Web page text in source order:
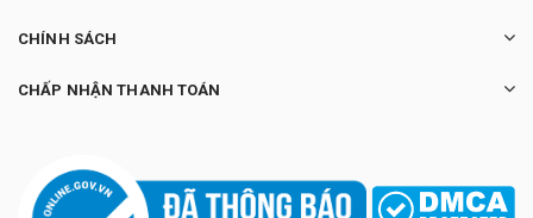
CHÍNH SÁCH
CHẤP NHẬN THANH TOÁN